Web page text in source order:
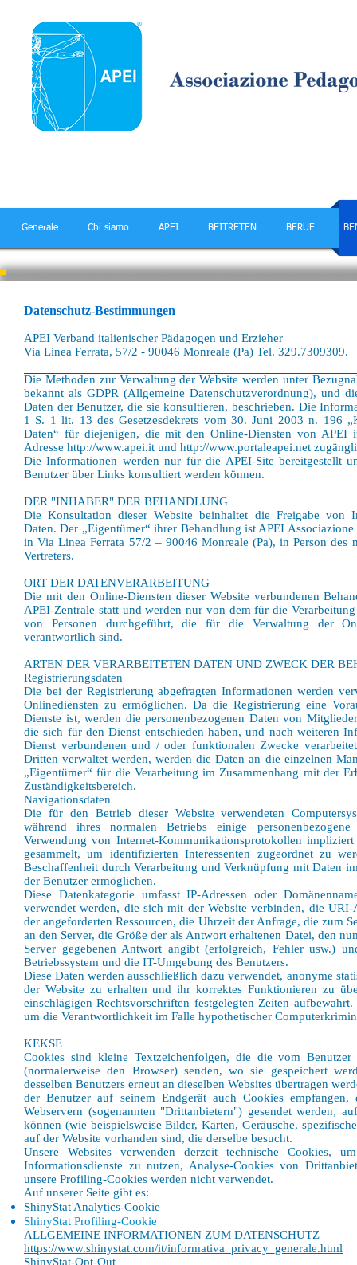
Generale Chi siamo APEI BEITRETEN BERUF
Datenschutz-Bestimmungen
APEI Verband italienischer Pädagogen und Erzieher
Via Linea Ferrata, 57/2 - 90046 Monreale (Pa) Tel. 329.7309309.
Die Methoden zur Verwaltung der Website werden unter
bekannt als GDPR (Allgemeine Datenschutzverordnung), und
Daten der Benutzer, die sie konsultieren, beschrieben. Die
1 S. 1 lit. 13 des Gesetzesdekrets vom 30. Juni 2003 n. 196
Daten“ für diejenigen, die mit den Online-Diensten von APEI
Adresse http://www.apei.it und http://www.portaleapei.net
Die Informationen werden nur für die APEI-Site bereitgestellt
Benutzer über Links konsultiert werden können.
DER "INHABER" DER BEHANDLUNG
Die Konsultation dieser Website beinhaltet die Freigabe von
Daten. Der „Eigentümer“ ihrer Behandlung ist APEI
in Via Linea Ferrata 57/2 – 90046 Monreale (Pa), in Person des
Vertreters.
ORT DER DATENVERARBEITUNG
Die mit den Online-Diensten dieser Website verbundenen
APEI-Zentrale statt und werden nur von dem für die
von Personen durchgeführt, die für die Verwaltung der
verantwortlich sind.
ARTEN DER VERARBEITETEN DATEN UND ZWECK DER
Registrierungsdaten
Die bei der Registrierung abgefragten Informationen werden
Onlinediensten zu ermöglichen. Da die Registrierung eine
Dienste ist, werden die personenbezogenen Daten von
die sich für den Dienst entschieden haben, und nach weiteren
Dienst verbundenen und / oder funktionalen Zwecke
Dritten verwaltet werden, werden die Daten an die einzelnen
„Eigentümer“ für die Verarbeitung im Zusammenhang mit der
Zuständigkeitsbereich.
Navigationsdaten
Die für den Betrieb dieser Website verwendeten
während ihres normalen Betriebs einige
Verwendung von Internet-Kommunikationsprotokollen
gesammelt, um identifizierten Interessenten zugeordnet zu
Beschaffenheit durch Verarbeitung und Verknüpfung mit Daten
der Benutzer ermöglichen.
Diese Datenkategorie umfasst IP-Adressen oder
verwendet werden, die sich mit der Website verbinden, die
der angeforderten Ressourcen, die Uhrzeit der Anfrage, die zum
an den Server, die Größe der als Antwort erhaltenen Datei, den
Server gegebenen Antwort angibt (erfolgreich, Fehler usw.)
Betriebssystem und die IT-Umgebung des Benutzers.
Diese Daten werden ausschließlich dazu verwendet, anonyme
der Website zu erhalten und ihr korrektes Funktionieren zu
einschlägigen Rechtsvorschriften festgelegten Zeiten
um die Verantwortlichkeit im Falle hypothetischer
KEKSE
Cookies sind kleine Textzeichenfolgen, die die vom Benutzer
(normalerweise den Browser) senden, wo sie gespeichert
desselben Benutzers erneut an dieselben Websites übertragen
der Benutzer auf seinem Endgerät auch Cookies empfangen,
Webservern (sogenannten "Drittanbietern") gesendet werden,
können (wie beispielsweise Bilder, Karten, Geräusche,
auf der Website vorhanden sind, die derselbe besucht.
Unsere Websites verwenden derzeit technische Cookies,
Informationsdienste zu nutzen, Analyse-Cookies von
unsere Profiling-Cookies werden nicht verwendet.
Auf unserer Seite gibt es:
ShinyStat Analytics-Cookie
ShinyStat Profiling-Cookie
ALLGEMEINE INFORMATIONEN ZUM DATENSCHUTZ
https://www.shinystat.com/it/informativa_privacy_generale.html
ShinyStat-Opt-Out